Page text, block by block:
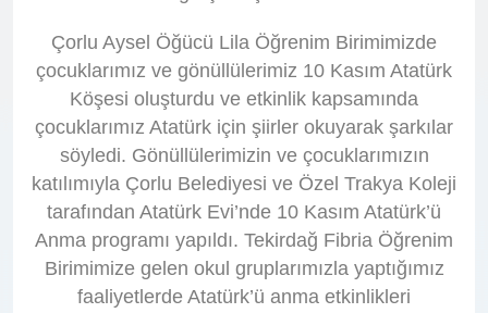
Çorlu Aysel Öğücü Lila Öğrenim Birimimizde
çocuklarımız ve gönüllülerimiz 10 Kasım Atatürk
Köşesi oluşturdu ve etkinlik kapsamında
çocuklarımız Atatürk için şiirler okuyarak şarkılar
söyledi. Gönüllülerimizin ve çocuklarımızın
katılımıyla Çorlu Belediyesi ve Özel Trakya Koleji
tarafından Atatürk Evi’nde 10 Kasım Atatürk’ü
Anma programı yapıldı. Tekirdağ Fibria Öğrenim
Birimimize gelen okul gruplarımızla yaptığımız
faaliyetlerde Atatürk’ü anma etkinlikleri